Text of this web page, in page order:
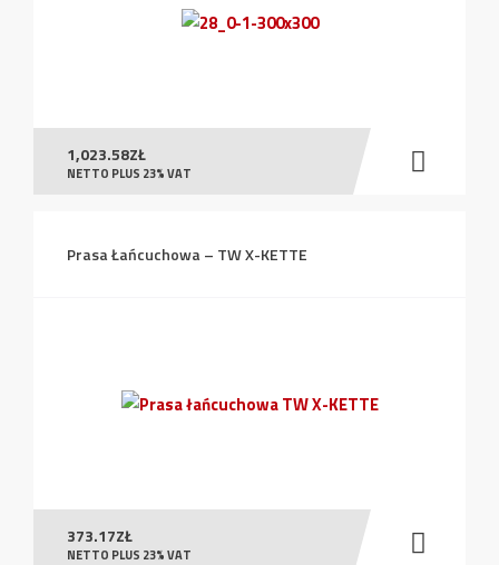
1,023.58ZŁ
NETTO PLUS 23% VAT
Prasa Łańcuchowa – TW X-KETTE
373.17ZŁ
NETTO PLUS 23% VAT